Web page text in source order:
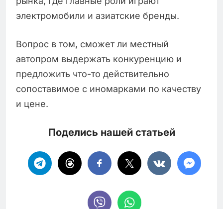
электромобили и азиатские бренды.
Вопрос в том, сможет ли местный
автопром выдержать конкуренцию и
предложить что-то действительно
сопоставимое с иномарками по качеству
и цене.
Поделись нашей статьей